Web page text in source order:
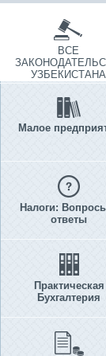
ВСЕ
УЗБЕКИСТАНА
Малое
Налоги:
ответы
Практическая
Бухгалтерия